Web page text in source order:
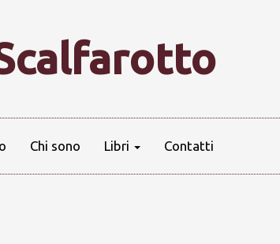
Chi sono Libri Contatti